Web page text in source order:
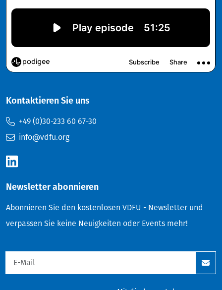
Kontaktieren Sie uns
+49 (0)30-233 60 67-30
info@vdfu.org
Newsletter abonnieren
Abonnieren Sie den kostenlosen VDFU - Newsletter und
verpassen Sie keine Neuigkeiten oder Events mehr!